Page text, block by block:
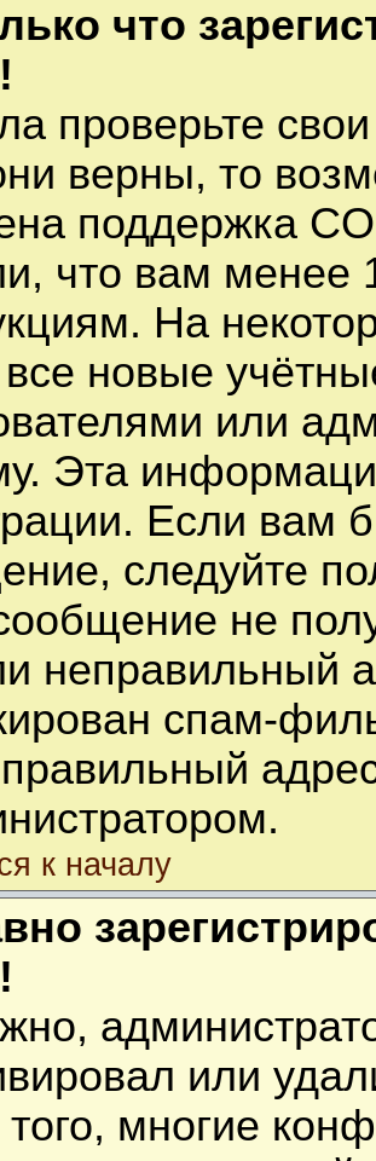
что
проверьте
верны, то
поддержка
что вам менее
На
новые
или
Эта
Если вам
следуйте
не
неправильный
спам-
к началу
или
многие